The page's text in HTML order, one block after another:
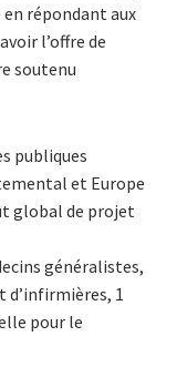
répondant aux
l’offre de
soutenu
publiques
et Europe
global de projet
généralistes,
1
pour le